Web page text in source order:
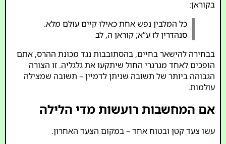
בקוראן:
כל המלבין נפש אחת כאילו קיים עולם מלא.
סנהדרין לז ע”א; קוראן ה, לב
בבחירה להישאר בחיים, בהסתובבות נגד מכונת ההרס, אתם
הופכים לאחד מגרגרי החול שיתקעו את גלגליה. זו הצורה
הגבוהה ביותר של תשובה שניתן לדמיין – תשובה שמצילה
עולמות.
אם המחשבות רועשות מדי הלילה
עשו צעד קטן ובטוח אחד – במקום הצעד האחרון.